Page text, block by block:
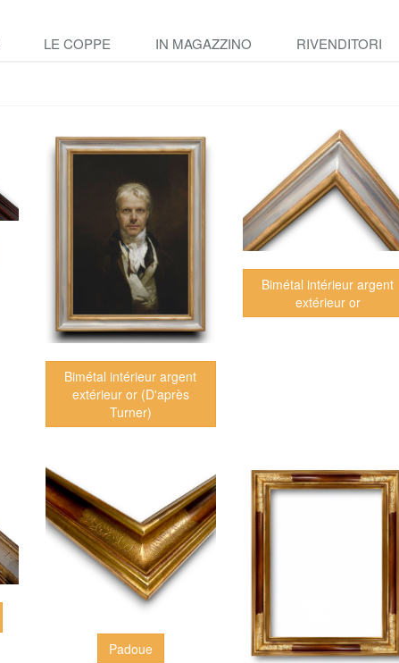
LE COPPE IN MAGAZZINO RIVENDITORI
Bimétal intérieur argent
extérieur or (D'après
Turner)
Bimétal intérieur argent
extérieur or
Padoue